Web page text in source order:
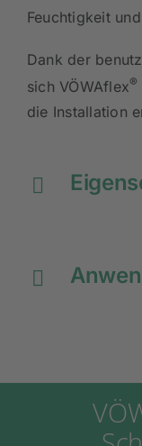
Diese
Dank der
sich VÖWAflex